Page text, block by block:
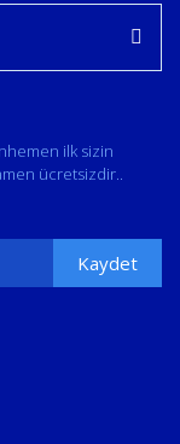
ilk sizin
ücretsizdir..
Kaydet